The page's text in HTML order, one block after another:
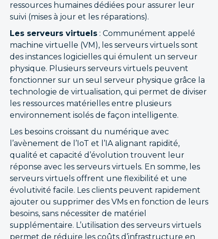
ressources humaines dédiées pour assurer leur
suivi (mises à jour et les réparations).
Les serveurs virtuels : Communément appelé
machine virtuelle (VM), les serveurs virtuels sont
des instances logicielles qui émulent un serveur
physique. Plusieurs serveurs virtuels peuvent
fonctionner sur un seul serveur physique grâce la
technologie de virtualisation, qui permet de diviser
les ressources matérielles entre plusieurs
environnement isolés de façon intelligente.
Les besoins croissant du numérique avec
l’avènement de l’IoT et l’IA alignant rapidité,
qualité et capacité d’évolution trouvent leur
réponse avec les serveurs virtuels. En somme, les
serveurs virtuels offrent une flexibilité et une
évolutivité facile. Les clients peuvent rapidement
ajouter ou supprimer des VMs en fonction de leurs
besoins, sans nécessiter de matériel
supplémentaire. L’utilisation des serveurs virtuels
permet de réduire les coûts d’infrastructure en